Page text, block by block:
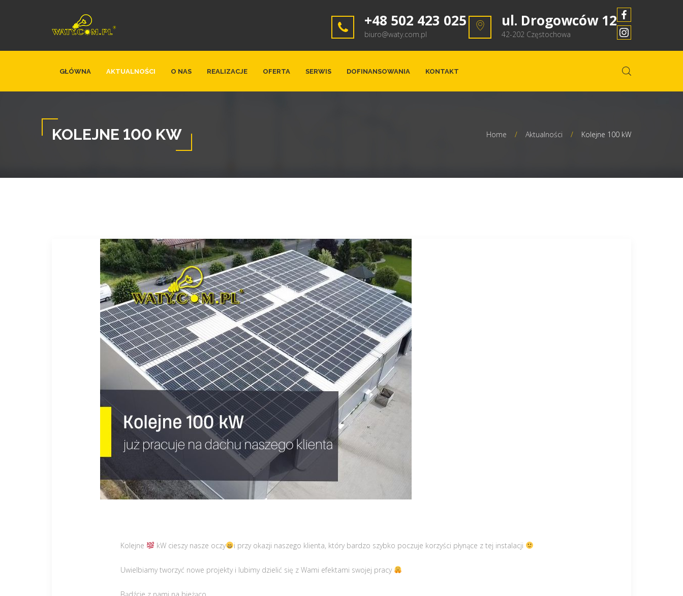
+48 502 423 025
biuro@waty.com.pl
ul. Drogowców 12
42-202 Częstochowa
GŁÓWNA AKTUALNOŚCI O NAS REALIZACJE OFERTA SERWIS DOFINANSOWANIA KONTAKT
KOLEJNE 100 KW Home / Aktualności / Kolejne 100 kW
Kolejne kW cieszy nasze oczy i przy okazji naszego klienta, który bardzo szybko poczuje korzyści płynące z tej instalacji
Uwielbiamy tworzyć nowe projekty i lubimy dzielić się z Wami efektami swojej pracy